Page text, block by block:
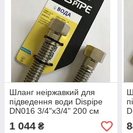
Шланг неіржавкий для
підведення води Dispipe
DN016 3/4"х3/4" 200 см
ГГ/ГШ
1 044 ₴